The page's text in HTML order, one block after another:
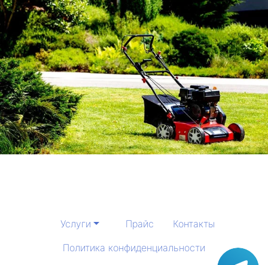
Услуги Прайс
Контакты
Политика конфиденциальности